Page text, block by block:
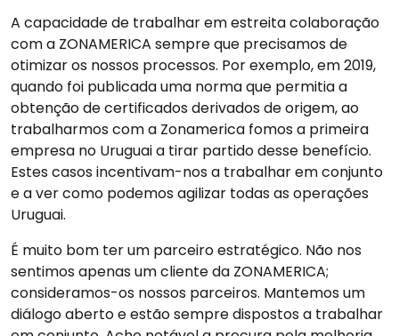
A capacidade de trabalhar em estreita colaboração
com a ZONAMERICA sempre que precisamos de
otimizar os nossos processos. Por exemplo, em 2019,
quando foi publicada uma norma que permitia a
obtenção de certificados derivados de origem, ao
trabalharmos com a Zonamerica fomos a primeira
empresa no Uruguai a tirar partido desse benefício.
Estes casos incentivam-nos a trabalhar em conjunto
e a ver como podemos agilizar todas as operações
Uruguai.
É muito bom ter um parceiro estratégico. Não nos
sentimos apenas um cliente da ZONAMERICA;
consideramos-os nossos parceiros. Mantemos um
diálogo aberto e estão sempre dispostos a trabalhar